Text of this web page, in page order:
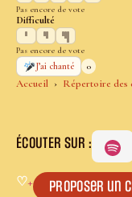
Accueil Répertoire des
Pas encore de vote
Difficulté
Pas encore de vote
J’ai chanté
0
ÉCOUTER SUR :
♡+ Proposer un